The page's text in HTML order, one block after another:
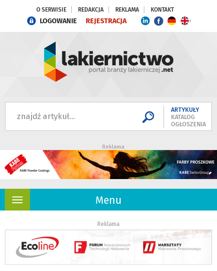
O SERWISIE REDAKCJA REKLAMA KONTAKT
LOGOWANIE REJESTRACJA
ARTYKUŁY
KATALOG
OGŁOSZENIA
Reklama
Menu
Rozwiń
Reklama